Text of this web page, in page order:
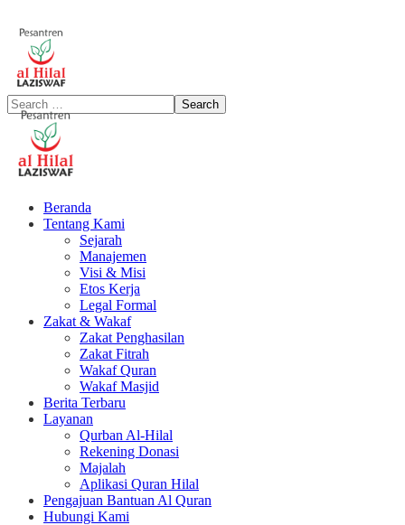
Beranda
Tentang Kami
Sejarah
Manajemen
Visi & Misi
Etos Kerja
Legal Formal
Zakat & Wakaf
Zakat Penghasilan
Zakat Fitrah
Wakaf Quran
Wakaf Masjid
Berita Terbaru
Layanan
Qurban Al-Hilal
Rekening Donasi
Majalah
Aplikasi Quran Hilal
Pengajuan Bantuan Al Quran
Hubungi Kami